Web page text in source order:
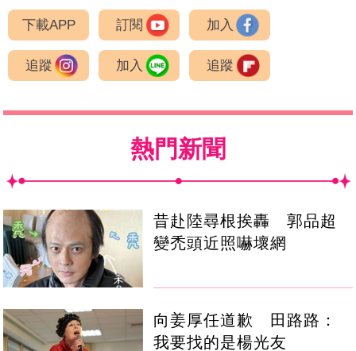
下載APP 訂閱 加入
追蹤 加入 追蹤
熱門新聞
昔赴陸尋根挨轟 郭品超
變禿頭近照嚇壞網
向姜厚任道歉 田路路：
我要找的是楊光友